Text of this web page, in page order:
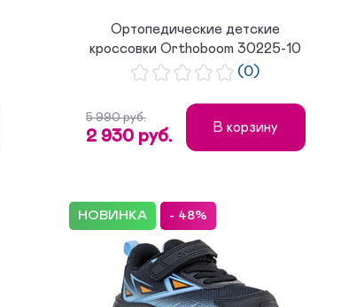
Ортопедические детские
кроссовки Orthoboom 30225-10
лаймов...
(0)
5 990 руб.
2 930 руб. В корзину
НОВИНКА - 48%